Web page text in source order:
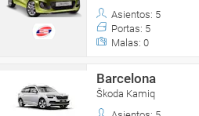
Asientos: 5
Portas: 5
Malas: 0
Barcelona
Škoda Kamiq